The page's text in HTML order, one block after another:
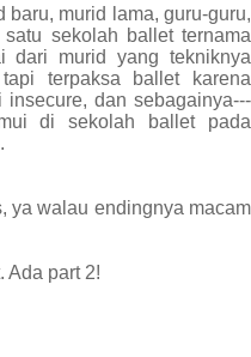
baru, murid lama, guru-guru,
sekolah ballet ternama
dari murid yang tekniknya
terpaksa ballet karena
dan sebagainya---
di sekolah ballet pada
ya walau endingnya macam
Ada part 2!